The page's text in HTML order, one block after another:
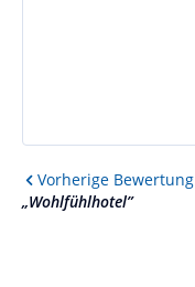
Vorherige Bewertung
„Wohlfühlhotel”